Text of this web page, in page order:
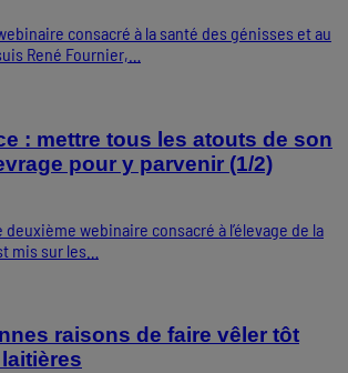
consacré à la santé des génisses et au
René Fournier,…
: mettre tous les atouts de son
pour y parvenir (1/2)
webinaire consacré à l’élevage de la
mis sur les…
raisons de faire vêler tôt